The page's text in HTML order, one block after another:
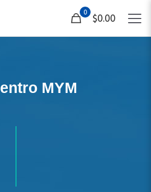
0
$0.00
MYM